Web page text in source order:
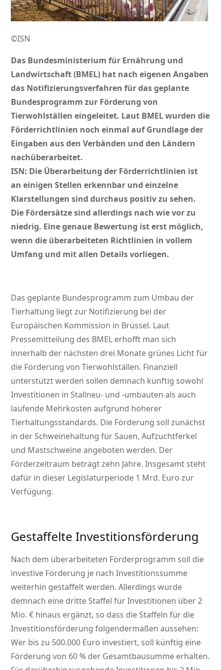
©ISN
Das Bundesministerium für Ernährung und
Landwirtschaft (BMEL) hat nach eigenen Angaben
das Notifizierungsverfahren für das geplante
Bundesprogramm zur Förderung von
Tierwohlställen eingeleitet. Laut BMEL wurden die
Förderrichtlinien noch einmal auf Grundlage der
Eingaben aus den Verbänden und den Ländern
nachüberarbeitet.
ISN: Die Überarbeitung der Förderrichtlinien ist
an einigen Stellen erkennbar und einzelne
Klarstellungen sind durchaus positiv zu sehen.
Die Fördersätze sind allerdings nach wie vor zu
niedrig. Eine genaue Bewertung ist erst möglich,
wenn die überarbeiteten Richtlinien in vollem
Umfang und mit allen Details vorliegen.
Das geplante Bundesprogramm zum Umbau der
Tierhaltung liegt zur Notifizierung bei der
Europäischen Kommission in Brüssel. Laut
Pressemitteilung des BMEL erhofft man sich
innerhalb der nächsten drei Monate grünes Licht für
die Förderung von Tierwohlställen. Finanziell
unterstützt werden sollen demnach künftig sowohl
Investitionen in Stallneu- und -umbauten als auch
laufende Mehrkosten aufgrund höherer
Tierhaltungsstandards. Die Förderung soll zunächst
in der Schweinehaltung für Sauen, Aufzuchtferkel
und Mastschweine angeboten werden. Der
Förderzeitraum beträgt zehn Jahre. Insgesamt steht
dafür in dieser Legislaturperiode 1 Mrd. Euro zur
Verfügung.
Gestaffelte Investitionsförderung
Nach dem überarbeiteten Förderprogramm soll die
investive Förderung je nach Investitionssumme
weiterhin gestaffelt werden. Allerdings wurde
demnach eine dritte Staffel für Investitionen über 2
Mio. € hinaus ergänzt, so dass die Staffeln für die
Investitionsförderung folgendermaßen aussehen:
Wer bis zu 500.000 Euro investiert, soll künftig eine
Förderung von 60 % der Gesamtbausumme erhalten.